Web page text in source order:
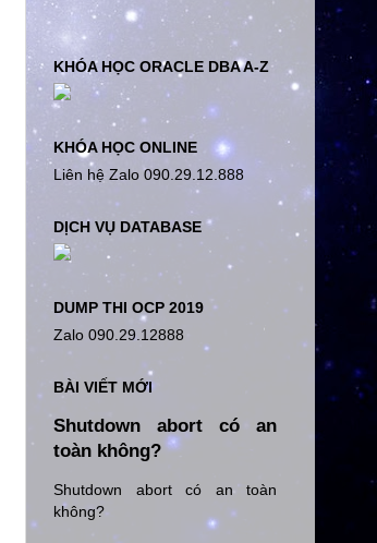
KHÓA HỌC ORACLE DBA A-Z
KHÓA HỌC ONLINE
Liên hệ Zalo 090.29.12.888
DỊCH VỤ DATABASE
DUMP THI OCP 2019
Zalo 090.29.12888
BÀI VIẾT MỚI
Shutdown abort có an
toàn không?
Shutdown abort có an toàn
không?